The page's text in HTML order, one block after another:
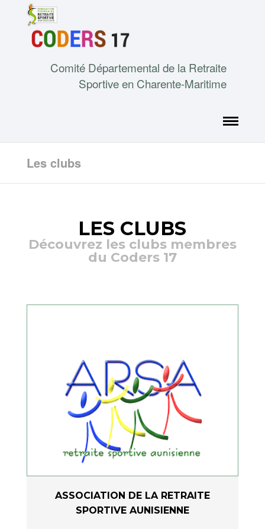
Comité Départemental de la Retraite
Sportive en Charente-Maritime
Les clubs
LES CLUBS
Découvrez les clubs membres
du Coders 17
ASSOCIATION DE LA RETRAITE
SPORTIVE AUNISIENNE